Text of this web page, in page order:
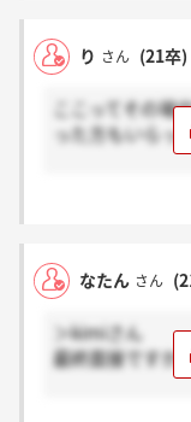
り さん (21卒)
ここってその
った方もいらっ
なたん さん
＞kimiさん
最終面接ですか